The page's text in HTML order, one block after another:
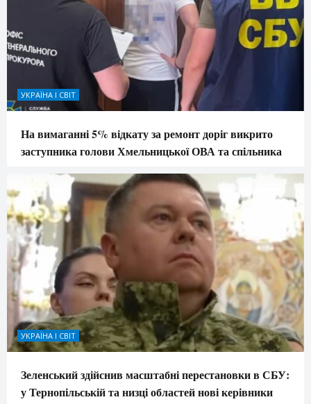
УКРАЇНА І СВІТ
На вимаганні 5% відкату за ремонт доріг викрито
заступника голови Хмельницької ОВА та спільника
УКРАЇНА І СВІТ
Зеленський здійснив масштабні перестановки в СБУ:
у Тернопільській та низці областей нові керівники